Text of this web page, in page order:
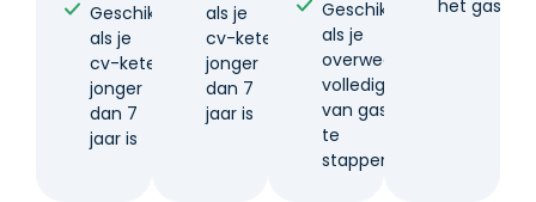
Geschikt
als je
cv-ketel
jonger
dan 7
jaar is
als je
cv-ketel
jonger
dan 7
jaar is
Geschikt
als je
overweegt
volledig
van gas af
te
stappen
het gas